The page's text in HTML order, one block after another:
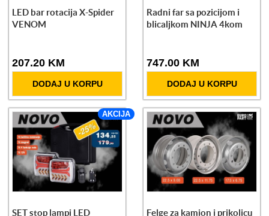
LED bar rotacija X-Spider
VENOM
207.20 KM
DODAJ U KORPU
Radni far sa pozicijom i
blicaljkom NINJA 4kom
747.00 KM
DODAJ U KORPU
AKCIJA
SET stop lampi LED
Felge za kamion i prikolicu